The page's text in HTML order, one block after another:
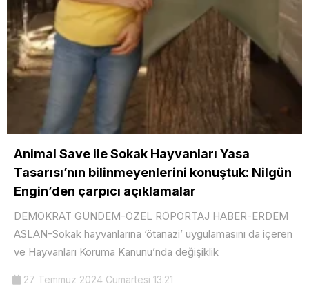
Animal Save ile Sokak Hayvanları Yasa
Tasarısı’nın bilinmeyenlerini konuştuk: Nilgün
Engin’den çarpıcı açıklamalar
DEMOKRAT GÜNDEM-ÖZEL RÖPORTAJ HABER-ERDEM
ASLAN-Sokak hayvanlarına ‘ötanazi’ uygulamasını da içeren
ve Hayvanları Koruma Kanunu’nda değişiklik
27 Temmuz 2024 Cumartesi 13:21